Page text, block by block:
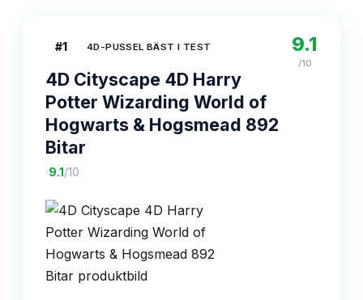
#1 4D-PUSSEL BÄST I TEST
4D Cityscape 4D Harry
Potter Wizarding World of
Hogwarts & Hogsmead 892
Bitar
·9.1 /10
9.1
/10